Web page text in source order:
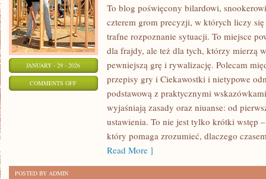
JANUARY - 29 - 2026
COMMENTS OFFON
ZAAWANSOWANE
To blog poświęcony bilardowi,
czterem grom precyzji, w których liczy się
trafne rozpoznanie sytuacji. To miejsce
dla frajdy, ale też dla tych, którzy mierzą
pewniejszą grę i rywalizację. Polecam
przepisy gry i Ciekawostki i nietypowe
podstawową z praktycznymi
wyjaśniają zasady oraz niuanse: od
ustawienia. To nie jest tylko krótki wstęp
który pomaga zrozumieć, dlaczego
Read More ]
POSTED BY ADMIN